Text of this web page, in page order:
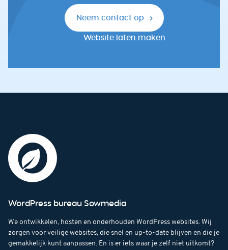
Neem contact op
Website laten maken
WordPress bureau Sowmedia
We ontwikkelen, hosten en onderhouden WordPress websites. Wij
zorgen voor veilige websites, die snel en up-to-date blijven en die je
gemakkelijk kunt aanpassen. En is er iets waar je zelf niet uitkomt?